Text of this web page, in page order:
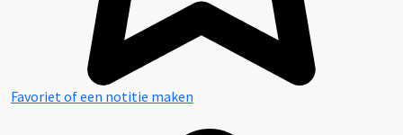
Favoriet of een notitie maken